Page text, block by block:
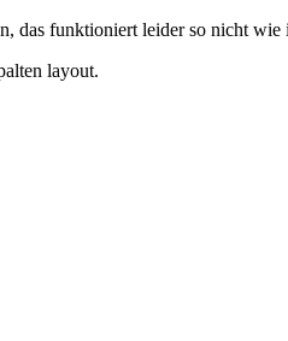
das funktioniert leider so nicht
layout.